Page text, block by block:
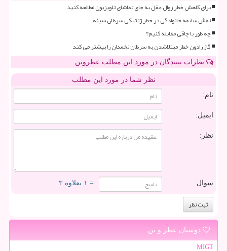
برای کاهش خطر زوال عقل به جای تماشای تلویزیون مطالعه کنید
نقش سابقه خانوادگی در خطر ژنتیکی سرطان سینه
چه طور با چاقی مقابله کنیم؟
گاز رادون خطر مبتلاشدن به سرطان تخمدان را بیشتر می کند
نظرات بینندگان در مورد این مطلب عطروتن
نظر شما در مورد این مطلب
نام:
ایمیل:
نظر:
سوال: = ۱ بعلاوه ۳
دوستان عطر و تن
MIGT